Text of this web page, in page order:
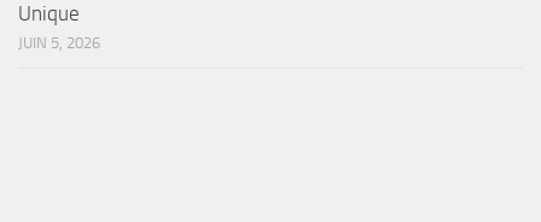
Unique
JUIN 5, 2026